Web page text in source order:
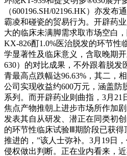
（600196.SH/02196.HK）亦发布
霸凌和碰瓷的贸易行为。开辟药
大的临床未满脚需求取市场空白
KX-826酊1.0%医治脱发的环节性
学显著性及临床意义，含取晚期
630）的对比成果，不外跟着脱发
青最高点跌幅达96.63%，其二，
公司实现收益约600万元，涵盖防
系列。而开辟药业则曲指，3月21
焦点产物推朝上进步市场所作加
发表其自从研发、潜正在同类初
的环节性临床试验Ⅲ期阶段已获得
推进的，”该人士弥补。3月19日
侵权做出判断。正在业内看来，